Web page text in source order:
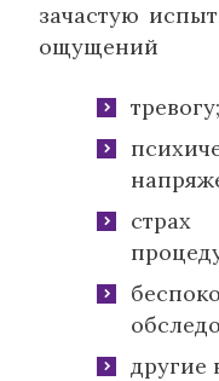
зачастую
ощущений
тревогу;
другие